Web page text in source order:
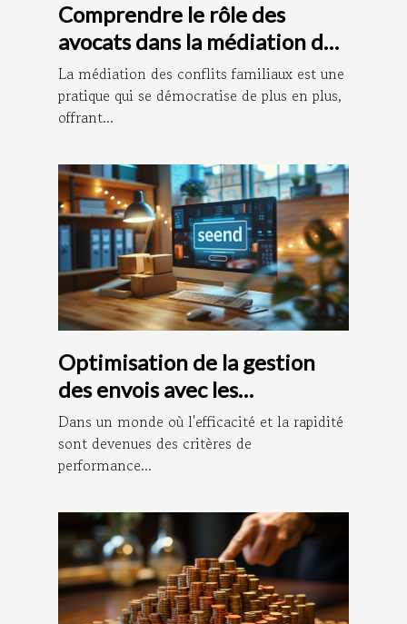
Comprendre le rôle des
avocats dans la médiation des
conflits familiaux
La médiation des conflits familiaux est une
pratique qui se démocratise de plus en plus,
offrant...
Optimisation de la gestion
des envois avec les
plateformes
d'affranchissement en ligne
Dans un monde où l'efficacité et la rapidité
sont devenues des critères de
performance...